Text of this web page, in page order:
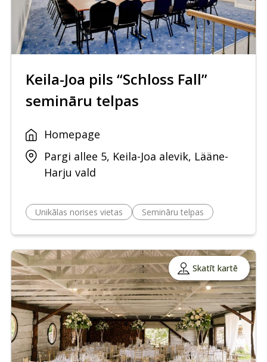
Keila-Joa pils “Schloss Fall”
semināru telpas
Homepage
Pargi allee 5, Keila-Joa alevik, Lääne-
Harju vald
Unikālas norises vietas Semināru telpas
Skatīt kartē